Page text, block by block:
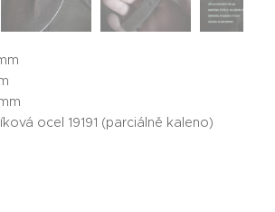
ocel 19191 (parciálně kaleno)